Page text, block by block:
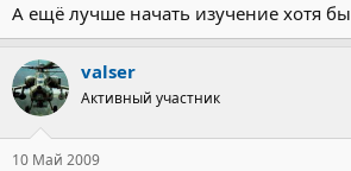
А ещё лучше начать изучение хотя бы
valser
Активный участник
10 Май 2009